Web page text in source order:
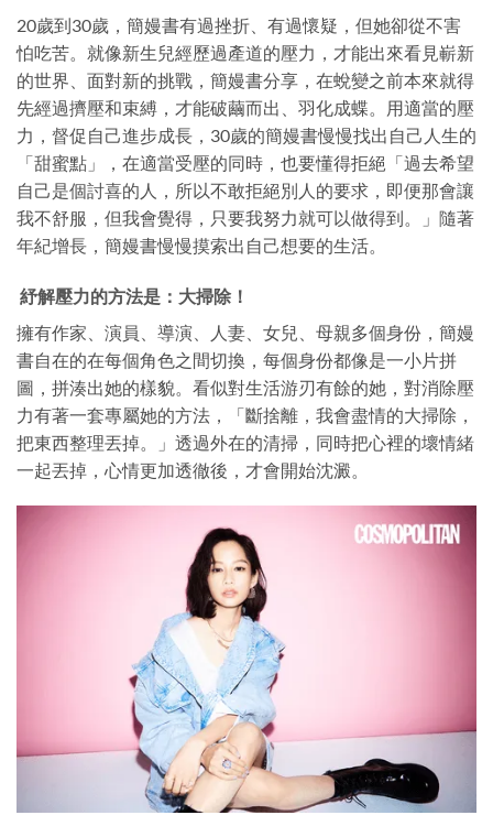
20歲到30歲，簡嫚書有過挫折、有過懷疑，但她卻從不害
怕吃苦。就像新生兒經歷過產道的壓力，才能出來看見嶄新
的世界、面對新的挑戰，簡嫚書分享，在蛻變之前本來就得
先經過擠壓和束縛，才能破繭而出、羽化成蝶。用適當的壓
力，督促自己進步成長，30歲的簡嫚書慢慢找出自己人生的
「甜蜜點」，在適當受壓的同時，也要懂得拒絕「過去希望
自己是個討喜的人，所以不敢拒絕別人的要求，即便那會讓
我不舒服，但我會覺得，只要我努力就可以做得到。」隨著
年紀增長，簡嫚書慢慢摸索出自己想要的生活。
紓解壓力的方法是：大掃除！
擁有作家、演員、導演、人妻、女兒、母親多個身份，簡嫚
書自在的在每個角色之間切換，每個身份都像是一小片拼
圖，拼湊出她的樣貌。看似對生活游刃有餘的她，對消除壓
力有著一套專屬她的方法，「斷捨離，我會盡情的大掃除，
把東西整理丟掉。」透過外在的清掃，同時把心裡的壞情緒
一起丟掉，心情更加透徹後，才會開始沈澱。